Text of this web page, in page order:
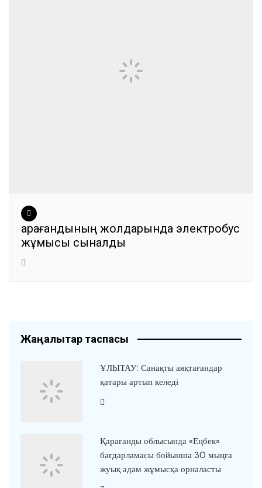
Қарағандының жолдарында электробус
жұмысы сыналды
Жаңалықтар таспасы
ҰЛЫТАУ: Санақты аяқтағандар
қатары артып келеді
Қарағанды облысында «Еңбек»
бағдарламасы бойынша 30 мыңға
жуық адам жұмысқа орналасты